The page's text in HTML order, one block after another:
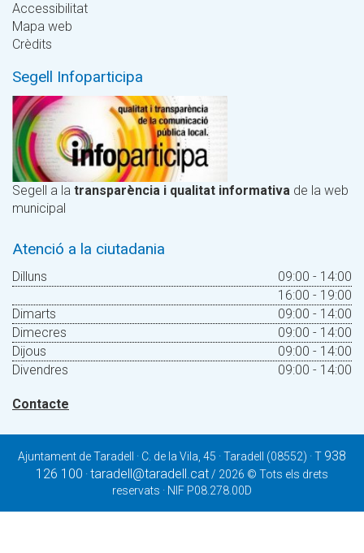
Accessibilitat
Mapa web
Crèdits
Segell Infoparticipa
Segell a la transparència i qualitat informativa de la web
municipal
Atenció a la ciutadania
Dilluns
09:00 - 14:00
16:00 - 19:00
Dimarts
09:00 - 14:00
Dimecres
09:00 - 14:00
Dijous
09:00 - 14:00
Divendres
09:00 - 14:00
Contacte
Ajuntament de Taradell · C. de la Vila, 45 · Taradell (08552) · T 938
126 100 ·taradell@taradell.cat / 2026 © Tots els drets
reservats · NIF P08.278.00D